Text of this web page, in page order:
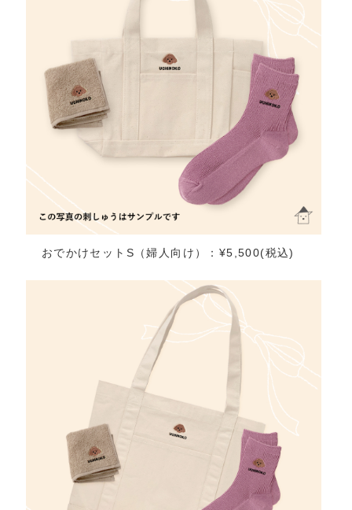
おでかけセットS（婦人向け）：¥5,500(税込)